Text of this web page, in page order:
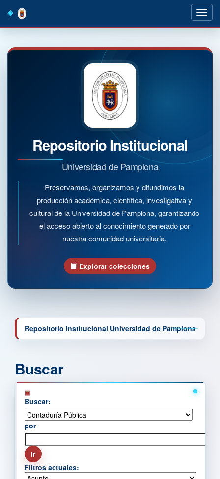
navigation
Repositorio Institucional
Universidad de Pamplona
Preservamos, organizamos y difundimos la
producción académica, científica, investigativa y
cultural de la Universidad de Pamplona, garantizando
el acceso abierto al conocimiento generado por
nuestra comunidad universitaria.
Explorar colecciones
Repositorio Institucional Universidad de Pamplona
Buscar
Buscar:
por
Filtros actuales: